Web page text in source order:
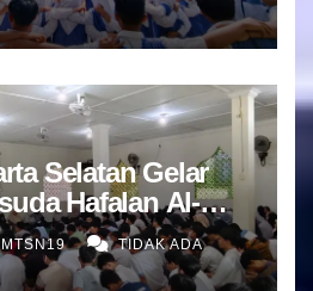
Selatan Gelar
Hafalan Al-
MTSN19 TIDAK ADA